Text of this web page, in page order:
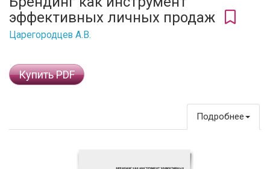
эффективных личных продаж
Царегородцев А.В.
Купить PDF
Подробнее